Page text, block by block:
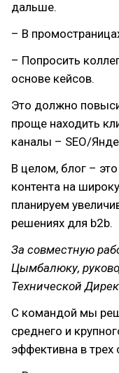
дальше.
– В
– Попросить
основе кейсов.
Это должно
проще находить
каналы – SEO/
В целом, блог –
контента на
планируем
решениях для b2b.
За совместную
Цымбалюку,
Технической
С командой мы
среднего и
эффективна в трех